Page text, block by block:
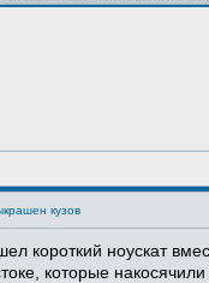
кузов
короткий ноускат
которые